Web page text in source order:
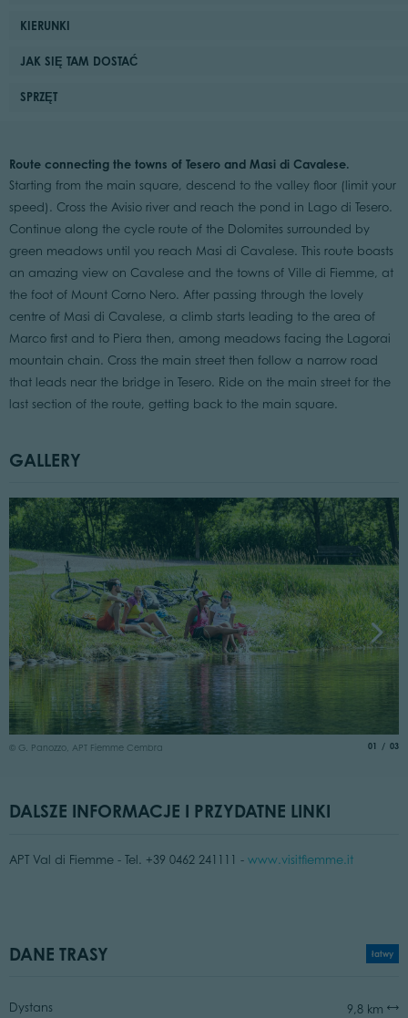
KIERUNKI
JAK SIĘ TAM DOSTAĆ
SPRZĘT
Route connecting the towns of Tesero and Masi di Cavalese.
Starting from the main square, descend to the valley floor (limit your
speed). Cross the Avisio river and reach the pond in Lago di Tesero.
Continue along the cycle route of the Dolomites surrounded by
green meadows until you reach Masi di Cavalese. This route boasts
an amazing view on Cavalese and the towns of Ville di Fiemme, at
the foot of Mount Corno Nero. After passing through the lovely
centre of Masi di Cavalese, a climb starts leading to the area of
Marco first and to Piera then, among meadows facing the Lagorai
mountain chain. Cross the main street then follow a narrow road
that leads near the bridge in Tesero. Ride on the main street for the
last section of the route, getting back to the main square.
GALLERY
© G. Panozzo, APT Fiemme Cembra 01 of
03
DALSZE INFORMACJE I PRZYDATNE LINKI
APT Val di Fiemme - Tel. +39 0462 241111 - www.visitfiemme.it
DANE TRASY łatwy
Dystans 9,8 km